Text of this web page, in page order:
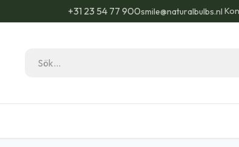
+31 23 54 77 900smile@naturalbulbs.nl